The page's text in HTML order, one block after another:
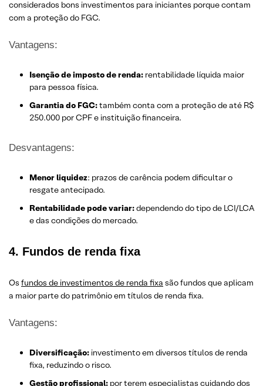
considerados bons investimentos para iniciantes porque contam
com a proteção do FGC.
Vantagens:
Isenção de imposto de renda: rentabilidade líquida maior
para pessoa física.
Garantia do FGC:também conta com a proteção de até R$
250.000 por CPF e instituição financeira.
Desvantagens:
Menor liquidez: prazos de carência podem dificultar o
resgate antecipado.
Rentabilidade pode variar:dependendo do tipo de LCI/LCA
e das condições do mercado.
4. Fundos de renda fixa
Os fundos de investimentos de renda fixa são fundos que aplicam
a maior parte do patrimônio em títulos de renda fixa.
Vantagens:
Diversificação: investimento em diversos títulos de renda
fixa, reduzindo o risco.
Gestão profissional: por terem especialistas cuidando dos